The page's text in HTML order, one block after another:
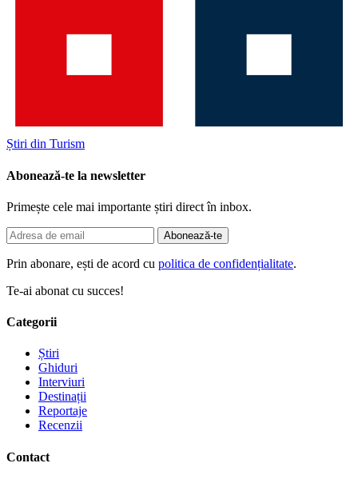
Știri din Turism
Abonează-te la newsletter
Primește cele mai importante știri direct în inbox.
Abonează-te
Prin abonare, ești de acord cu politica de confidențialitate.
Te-ai abonat cu succes!
Categorii
Știri
Ghiduri
Interviuri
Destinații
Reportaje
Recenzii
Contact